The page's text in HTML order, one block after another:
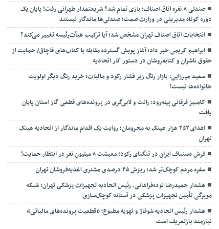
صندلی ۸ نفره اتاق اصناف؛ بازی تمام شد؟ شریعتمدار طهرانی رفت! پایان یک
دوره کوتاه مدیریتی در وزارت صمت؛ صندلی‌ها ماندگار نیستند
انتخابات اتاق اصناف تهران مشخص شد؛ آیا ترکیب هیأت‌رئیسه تغییر می‌کند؟
ابراهیم کریمی خبر داد؛ آغاز پویش گسترده مقابله با کتاب‌های قاچاق/ حمایت از
حقوق ناشران و کتابفروشان در دستور کار اتحادیه
سعید میرزایی: بازار رنگ زیر فشار رکود و مالیات؛ خرید رنگ دیگر اولویت
خانواده‌ها نیست!
کامبیز فرقانی پیله‌رود: رانت و لابی‌گری در پرونده‌های قطعی گاز استان پایان
یافت
اهدای ۲۵۲ هزار عینک به محرومان؛ روایت یک اقدام ماندگار از اتحادیه عینک
تهران
فرش دستباف ایران در تنگنای رکود؛ معیشت ۸ میلیون نفر در انتظار حمایت!
سفره مردم کوچک‌تر شد؛ ریزش ۴۵ درصدی مشتری اغذیه‌فروشان تهران
هشدار حمیدرضا نوده‌فراهانی، رئیس اتحادیه تجهیزات پزشکی تهران؛ شبکه
مویرگی تأمین تجهیزات پزشکی در آستانه کوچک‌سازی
هشدار رئیس اتحادیه شوفاژ و تهویه مطبوع؛ «قطعیت پرونده‌های مالیاتی»
نیازمند بازتعریف است